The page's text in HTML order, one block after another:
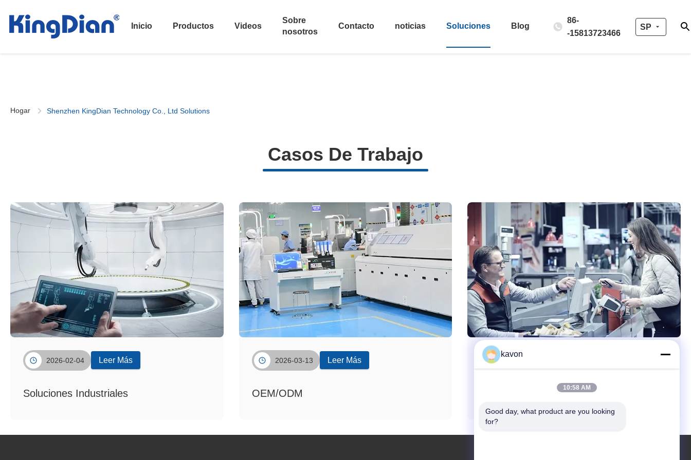
Inicio Productos Videos
Sobre
nosotros
Contacto noticias Soluciones Blog
86-
-15813723466
SP
Hogar Shenzhen KingDian Technology Co., Ltd Solutions
Casos De Trabajo
2026-02-04 Leer Más
Soluciones Industriales
2026-03-13 Leer Más
OEM/ODM Soluciones para los consumidores
kavon
10:58 AM
Good day, what product are you looking
for?